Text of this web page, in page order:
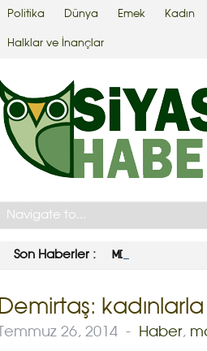
Politika Dünya Emek Kadın
Halklar ve İnançlar
Son Haberler : MDDP’nin
Demirtaş:
Temmuz 26, 2014 - Haber,